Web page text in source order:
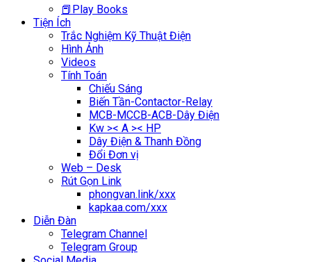
📕Play Books
Tiện Ích
Trắc Nghiệm Kỹ Thuật Điện
Hình Ảnh
Videos
Tính Toán
Chiếu Sáng
Biến Tần-Contactor-Relay
MCB-MCCB-ACB-Dây Điện
Kw >< A >< HP
Dây Điện & Thanh Đồng
Đổi Đơn vị
Web – Desk
Rút Gọn Link
phongvan.link/xxx
kapkaa.com/xxx
Diễn Đàn
Telegram Channel
Telegram Group